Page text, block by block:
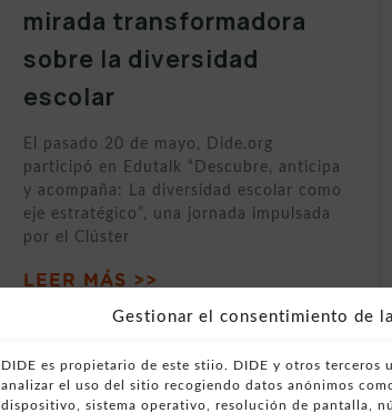
Gestionar el consentimiento de
DIDE es propietario de este stiio. DIDE y otros terceros
analizar el uso del sitio recogiendo datos anónimos
dispositivo, sistema operativo, resolución de pantalla,
mirada transformadora
sobre la diversidad
escolar
El pasado 20 de mayo, Dide.org
participó en Edutalk “Descubre, anticipa
y acompaña: La diversidad escolar como
eje estratégico”, una jornada impulsada
por el Clúster
LEER MÁS >>